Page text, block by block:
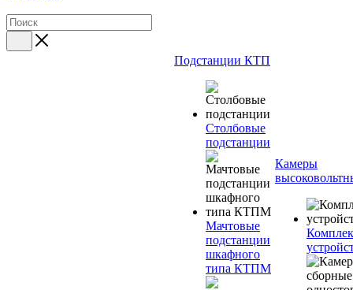
Подстанции КТП
Столбовые
подстанции
Мачтовые
подстанции
шкафного
типа КТПМ
Камеры